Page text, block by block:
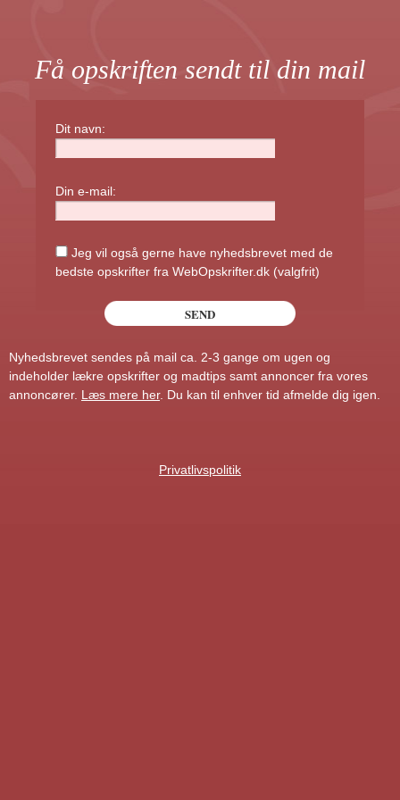
Få opskriften sendt til din mail
Dit navn:
Din e-mail:
Jeg vil også gerne have nyhedsbrevet med de
bedste opskrifter fra WebOpskrifter.dk (valgfrit)
Nyhedsbrevet sendes på mail ca. 2-3 gange om ugen og
indeholder lækre opskrifter og madtips samt annoncer fra vores
annoncører. Læs mere her. Du kan til enhver tid afmelde dig igen.
Privatlivspolitik